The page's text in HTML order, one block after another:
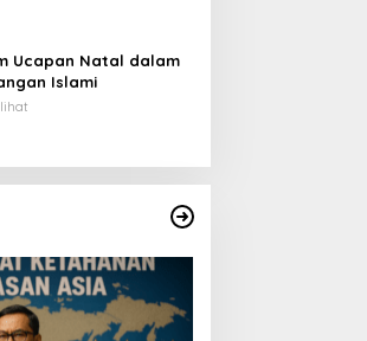
Ucapan Natal dalam
Islami